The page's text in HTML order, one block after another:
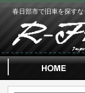
春日部市で旧車を探すな